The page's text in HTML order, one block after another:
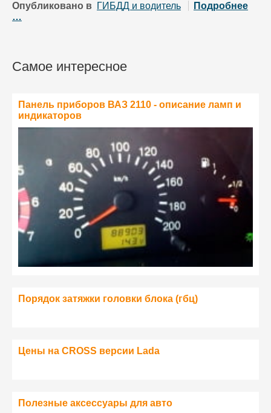
Опубликовано в ГИБДД и водитель
Подробнее
…
Самое интересное
Панель приборов ВАЗ 2110 - описание ламп и
индикаторов
Порядок затяжки головки блока (гбц)
Цены на CROSS версии Lada
Полезные аксессуары для авто